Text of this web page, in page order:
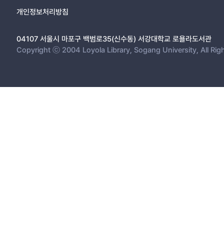
개인정보처리방침
04107 서울시 마포구 백범로35(신수동) 서강대학교 로욜라도서관
Copyright ⓒ 2004 Loyola Library, Sogang University, All